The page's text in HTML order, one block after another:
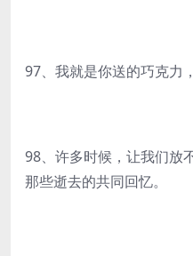
97、我就是你送的巧克力
98、许多时候，让我们放
那些逝去的共同回忆。